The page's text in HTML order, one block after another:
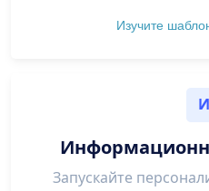
Изучите
И
Запускайте